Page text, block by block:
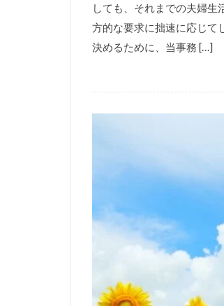
しても、それまでの夫婦生
方的な要求に拙速に応じて
決めるために、当事務 […]